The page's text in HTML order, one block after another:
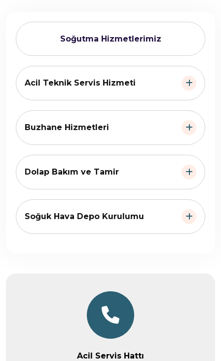
Soğutma Hizmetlerimiz
Acil Teknik Servis Hizmeti
Buzhane Hizmetleri
Dolap Bakım ve Tamir
Soğuk Hava Depo Kurulumu
Acil Servis Hattı